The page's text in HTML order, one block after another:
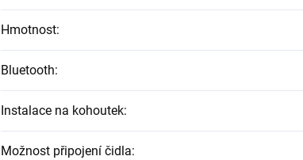
Hmotnost:
Bluetooth:
Instalace na kohoutek:
Možnost připojení čidla: